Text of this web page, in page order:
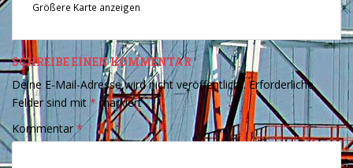
Größere Karte anzeigen
SCHREIBE EINEN KOMMENTAR
Deine E-Mail-Adresse wird nicht veröffentlicht. Erforderliche
Felder sind mit *markiert
Kommentar*